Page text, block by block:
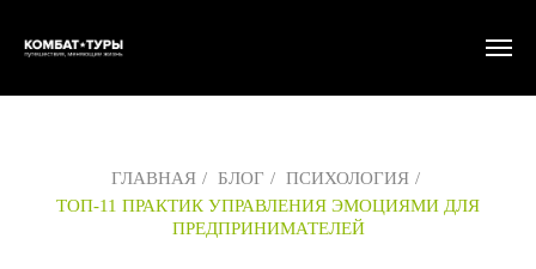
ГЛАВНАЯ / БЛОГ / ПСИХОЛОГИЯ /
ТОП-11 ПРАКТИК УПРАВЛЕНИЯ ЭМОЦИЯМИ ДЛЯ
ПРЕДПРИНИМАТЕЛЕЙ